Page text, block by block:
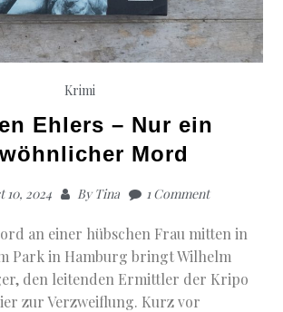
Krimi
Ehlers – Nur ein
Mord
10, 2024 ByTina 1 Comment
an einer hübschen Frau mitten in
Park in Hamburg bringt Wilhelm
den leitenden Ermittler der Kripo
zur Verzweiflung. Kurz vor